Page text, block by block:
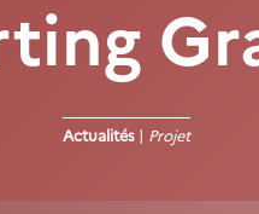
Actualités | Projet